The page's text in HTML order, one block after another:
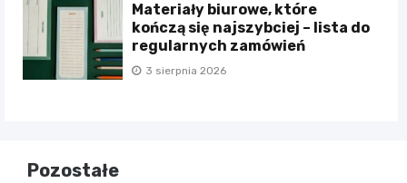
Materiały biurowe, które
kończą się najszybciej – lista do
regularnych zamówień
3 sierpnia 2026
Pozostałe